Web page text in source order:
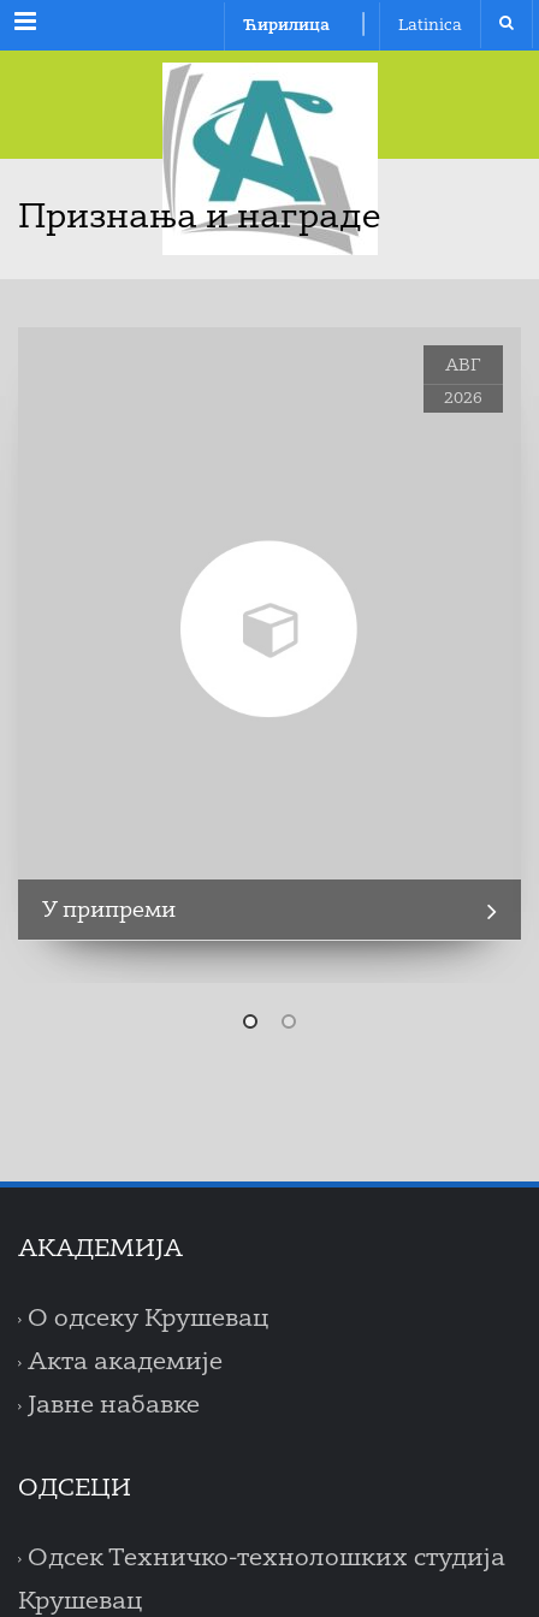
Menu Ћирилица Latinica
Признања и награде
2026
АВГ
У припреми
AКАДЕМИЈА
О одсеку Крушевац
Акта академије
Јавне набавке
ОДСЕЦИ
Одсек Техничко-технолошких студија
Крушевац